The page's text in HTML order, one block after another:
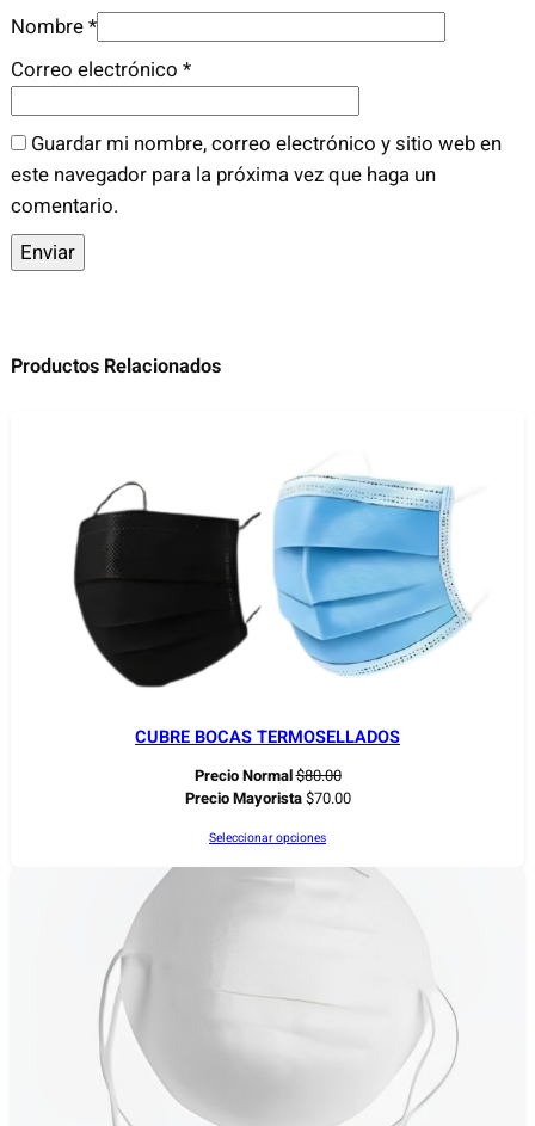
N
A
c
a
n
t
i
Nombre*
Correo electrónico *
Guardar mi nombre, correo electrónico y sitio web en
este navegador para la próxima vez que haga un
comentario.
Productos Relacionados
CUBRE BOCAS TERMOSELLADOS
Precio Normal$80.00
Precio Mayorista$70.00
Seleccionar opciones